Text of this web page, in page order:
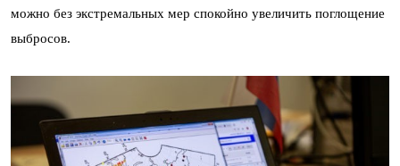
можно без экстремальных мер спокойно увеличить поглощение
выбросов.